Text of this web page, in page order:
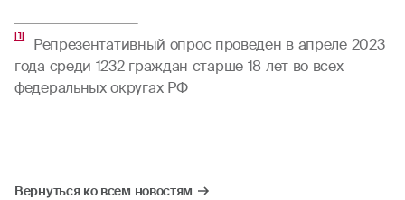
[1]
Репрезентативный опрос проведен в апреле 2023
года среди 1232 граждан старше 18 лет во всех
федеральных округах РФ
Вернуться ко всем новостям